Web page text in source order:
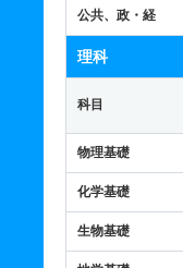
公共、政・経
理科
科目
物理基礎
化学基礎
生物基礎